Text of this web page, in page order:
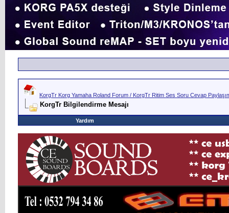
KorgTr Korg Yamaha Roland Forum / KorgTr Ritim Ses Soru Cevap
KorgTr Bilgilendirme Mesajı
Yardım